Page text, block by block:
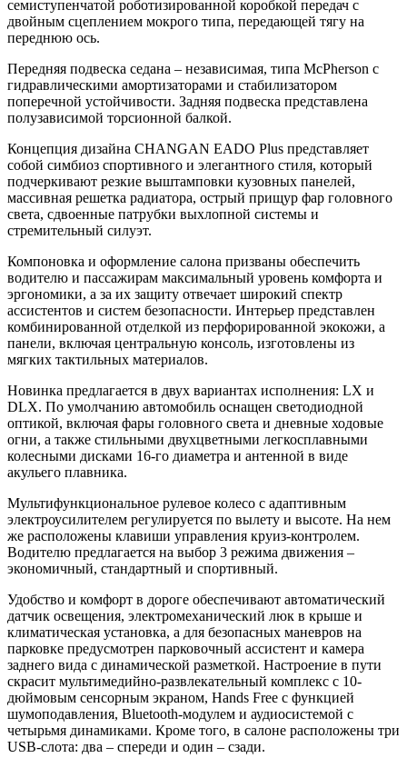
семиступенчатой роботизированной коробкой передач с
двойным сцеплением мокрого типа, передающей тягу на
переднюю ось.
Передняя подвеска седана – независимая, типа McPherson с
гидравлическими амортизаторами и стабилизатором
поперечной устойчивости. Задняя подвеска представлена
полузависимой торсионной балкой.
Концепция дизайна CHANGAN EADO Plus представляет
собой симбиоз спортивного и элегантного стиля, который
подчеркивают резкие выштамповки кузовных панелей,
массивная решетка радиатора, острый прищур фар головного
света, сдвоенные патрубки выхлопной системы и
стремительный силуэт.
Компоновка и оформление салона призваны обеспечить
водителю и пассажирам максимальный уровень комфорта и
эргономики, а за их защиту отвечает широкий спектр
ассистентов и систем безопасности. Интерьер представлен
комбинированной отделкой из перфорированной экокожи, а
панели, включая центральную консоль, изготовлены из
мягких тактильных материалов.
Новинка предлагается в двух вариантах исполнения: LX и
DLX. По умолчанию автомобиль оснащен светодиодной
оптикой, включая фары головного света и дневные ходовые
огни, а также стильными двухцветными легкосплавными
колесными дисками 16-го диаметра и антенной в виде
акульего плавника.
Мультифункциональное рулевое колесо с адаптивным
электроусилителем регулируется по вылету и высоте. На нем
же расположены клавиши управления круиз-контролем.
Водителю предлагается на выбор 3 режима движения –
экономичный, стандартный и спортивный.
Удобство и комфорт в дороге обеспечивают автоматический
датчик освещения, электромеханический люк в крыше и
климатическая установка, а для безопасных маневров на
парковке предусмотрен парковочный ассистент и камера
заднего вида с динамической разметкой. Настроение в пути
скрасит мультимедийно-развлекательный комплекс с 10-
дюймовым сенсорным экраном, Hands Free с функцией
шумоподавления, Bluetooth-модулем и аудиосистемой с
четырьмя динамиками. Кроме того, в салоне расположены три
USB-слота: два – спереди и один – сзади.